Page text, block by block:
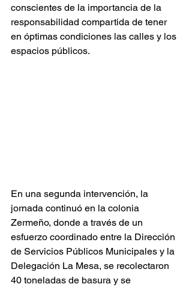
conscientes de la importancia de la
responsabilidad compartida de tener
en óptimas condiciones las calles y los
espacios públicos.
En una segunda intervención, la
jornada continuó en la colonia
Zermeño, donde a través de un
esfuerzo coordinado entre la Dirección
de Servicios Públicos Municipales y la
Delegación La Mesa, se recolectaron
40 toneladas de basura y se